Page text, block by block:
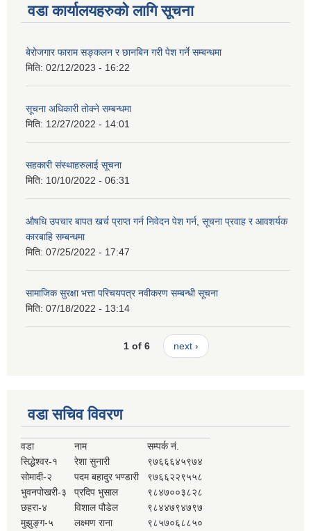
वडा कार्यालयहरुको लागि सूचना
बेरोजगार फाराम सङ्कलन र छानबिन गरी पेश गर्ने सम्बन्धमा
मिति: 02/12/2023 - 16:22
सूचना अधिकारी तोक्ने सम्बन्धमा
मिति: 12/27/2022 - 14:01
सहकारी संस्थाहरुलाई सूचना
मिति: 10/10/2022 - 06:31
औषधि उपचार बापत खर्च प्राप्त गर्न निवेदन पेश गर्न, सूचना प्रवाह र आवशर्यक
कारबाहि सम्बन्धमा
मिति: 07/25/2022 - 17:47
सामाजिक सुरक्षा भत्ता परिचयपत्र नवीकरण सम्बन्धी सूचना
मिति: 07/18/2022 - 13:14
1 of 6 next ›
वडा सचिव विवरण
वडा नाम
सम्पर्क नं.
सिद्धेश्वर-१
रेशा सुनारी
९७६६६४५९७४
सोमादी-२
पदम बहादुर भण्डारी
९७६६२२९५५८
भुवनपोखरी-३
प्रदिप भुसाल
९८४७००३८२८
छहरा-४
विशाल पौडेल
९८४४७९४७९७
मुझुङ्ग-५
लक्ष्मण राना
९८५७०६८८५०